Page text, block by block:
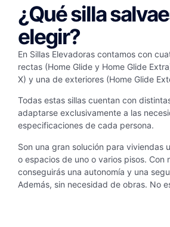
¿Qué silla
elegir?
En Sillas Elevadoras contamos con
rectas (Home Glide y Home Glide
X) y una de exteriores (Home Glide
Todas estas sillas cuentan con
adaptarse exclusivamente a las
especificaciones de cada persona.
Son una gran solución para viviendas
o espacios de uno o varios pisos. Con
conseguirás una autonomía y una
Además, sin necesidad de obras. No